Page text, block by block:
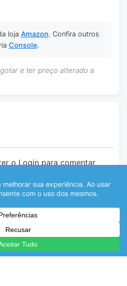
loja Amazon. Confira outros
Console.
e ter preço alterado a
o Login para comentar